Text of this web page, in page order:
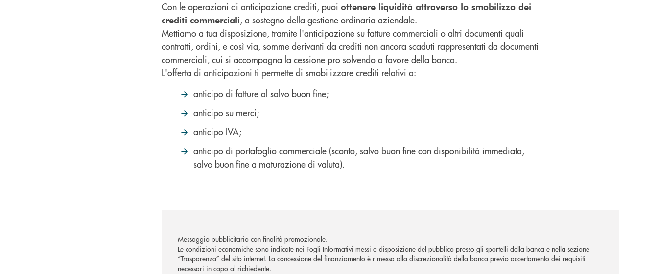
Con le operazioni di anticipazione crediti, puoi ottenere liquidità attraverso lo smobilizzo dei
crediti commerciali, a sostegno della gestione ordinaria aziendale.
Mettiamo a tua disposizione, tramite l'anticipazione su fatture commerciali o altri documenti quali
contratti, ordini, e così via, somme derivanti da crediti non ancora scaduti rappresentati da documenti
commerciali, cui si accompagna la cessione pro solvendo a favore della banca.
L'offerta di anticipazioni ti permette di smobilizzare crediti relativi a:
anticipo di fatture al salvo buon fine;
anticipo su merci;
anticipo IVA;
anticipo di portafoglio commerciale (sconto, salvo buon fine con disponibilità immediata,
salvo buon fine a maturazione di valuta).
Messaggio pubblicitario con finalità promozionale.
Le condizioni economiche sono indicate nei Fogli Informativi messi a disposizione del pubblico presso gli sportelli della banca e nella sezione
“Trasparenza” del sito internet. La concessione del finanziamento è rimessa alla discrezionalità della banca previo accertamento dei requisiti
necessari in capo al richiedente.